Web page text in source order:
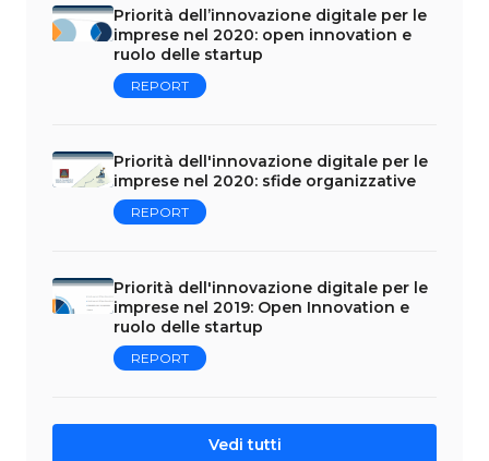
Priorità dell’innovazione digitale per le
imprese nel 2020: open innovation e
ruolo delle startup
REPORT
Priorità dell'innovazione digitale per le
imprese nel 2020: sfide organizzative
REPORT
Priorità dell'innovazione digitale per le
imprese nel 2019: Open Innovation e
ruolo delle startup
REPORT
Vedi tutti